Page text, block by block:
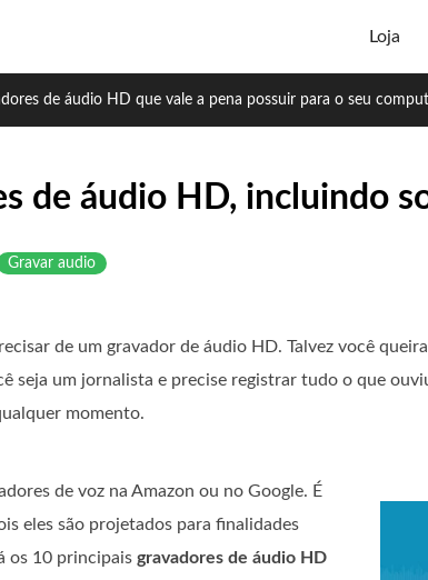
Loja
de áudio HD que vale a pena possuir para o seu
de áudio HD, incluindo
Gravar audio
de um gravador de áudio HD. Talvez você
seja um jornalista e precise registrar tudo o que
momento.
de voz na Amazon ou no Google. É
eles são projetados para finalidades
os 10 principais gravadores de áudio HD